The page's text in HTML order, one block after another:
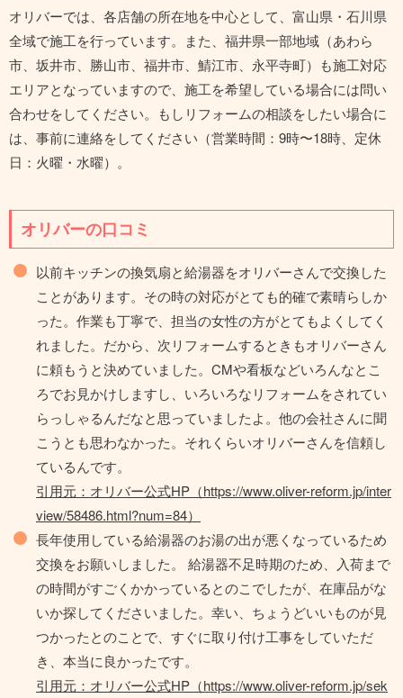
オリバーでは、各店舗の所在地を中心として、富山県・石川県
全域で施工を行っています。また、福井県一部地域（あわら
市、坂井市、勝山市、福井市、鯖江市、永平寺町）も施工対応
エリアとなっていますので、施工を希望している場合には問い
合わせをしてください。もしリフォームの相談をしたい場合に
は、事前に連絡をしてください（営業時間：9時〜18時、定休
日：火曜・水曜）。
オリバーの口コミ
以前キッチンの換気扇と給湯器をオリバーさんで交換した
ことがあります。その時の対応がとても的確で素晴らしか
った。作業も丁寧で、担当の女性の方がとてもよくしてく
れました。だから、次リフォームするときもオリバーさん
に頼もうと決めていました。CMや看板などいろんなとこ
ろでお見かけしますし、いろいろなリフォームをされてい
らっしゃるんだなと思っていましたよ。他の会社さんに聞
こうとも思わなかった。それくらいオリバーさんを信頼し
ているんです。
引用元：オリバー公式HP（https://www.oliver-reform.jp/inter
view/58486.html?num=84）
長年使用している給湯器のお湯の出が悪くなっているため
交換をお願いしました。 給湯器不足時期のため、入荷まで
の時間がすごくかかっているとのこでしたが、在庫品がな
いか探してくださいました。幸い、ちょうどいいものが見
つかったとのことで、すぐに取り付け工事をしていただ
き、本当に良かったです。
引用元：オリバー公式HP（https://www.oliver-reform.jp/sek